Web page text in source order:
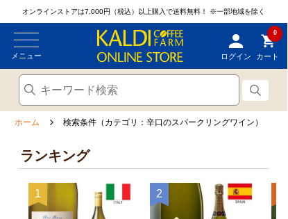
オンラインストアは7,000円（税込）以上購入で送料無料！ ※一部地域を除く
メニュー ログイン
0
カート
ホーム 検索条件（カテゴリ：辛口のスパークリングワイン）
ランキング